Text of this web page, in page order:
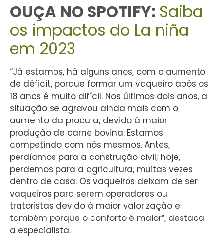
OUÇA NO SPOTIFY: Saiba
os impactos do La niña
em 2023
“Já estamos, há alguns anos, com o aumento
de déficit, porque formar um vaqueiro após os
18 anos é muito difícil. Nos últimos dois anos, a
situação se agravou ainda mais com o
aumento da procura, devido à maior
produção de carne bovina. Estamos
competindo com nós mesmos. Antes,
perdíamos para a construção civil; hoje,
perdemos para a agricultura, muitas vezes
dentro de casa. Os vaqueiros deixam de ser
vaqueiros para serem operadores ou
tratoristas devido à maior valorização e
também porque o conforto é maior”, destaca
a especialista.